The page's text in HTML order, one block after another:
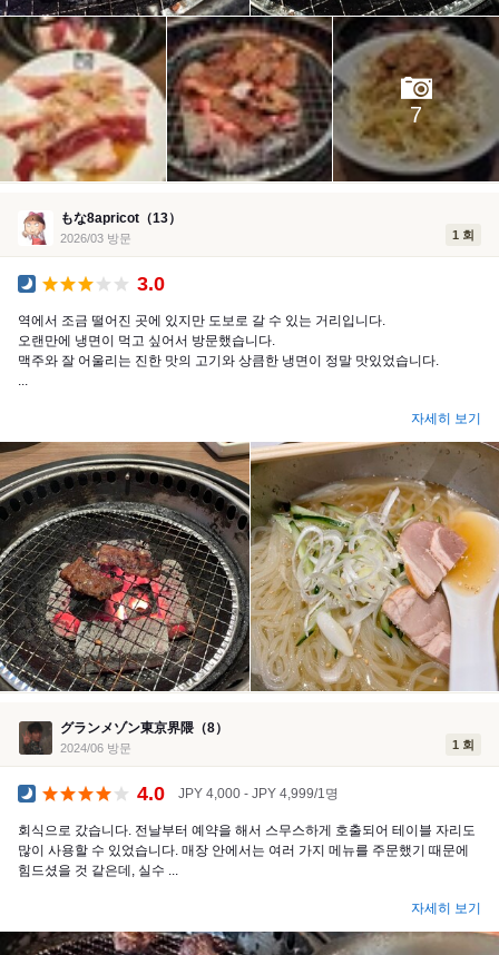
7
もな8apricot（13）
2026/03 방문 1 회
3.0
역에서 조금 떨어진 곳에 있지만 도보로 갈 수 있는 거리입니다.
오랜만에 냉면이 먹고 싶어서 방문했습니다.
맥주와 잘 어울리는 진한 맛의 고기와 상큼한 냉면이 정말 맛있었습니다.
...
자세히 보기
グランメゾン東京界隈（8）
2024/06 방문 1 회
4.0 JPY 4,000 - JPY 4,999/1명
회식으로 갔습니다. 전날부터 예약을 해서 스무스하게 호출되어 테이블 자리도
많이 사용할 수 있었습니다. 매장 안에서는 여러 가지 메뉴를 주문했기 때문에
힘드셨을 것 같은데, 실수 ...
자세히 보기